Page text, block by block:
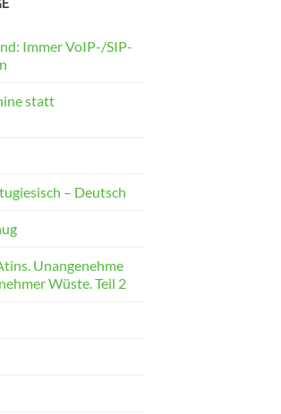
Immer VoIP-/SIP-
statt
– Deutsch
Unangenehme
Wüste. Teil 2